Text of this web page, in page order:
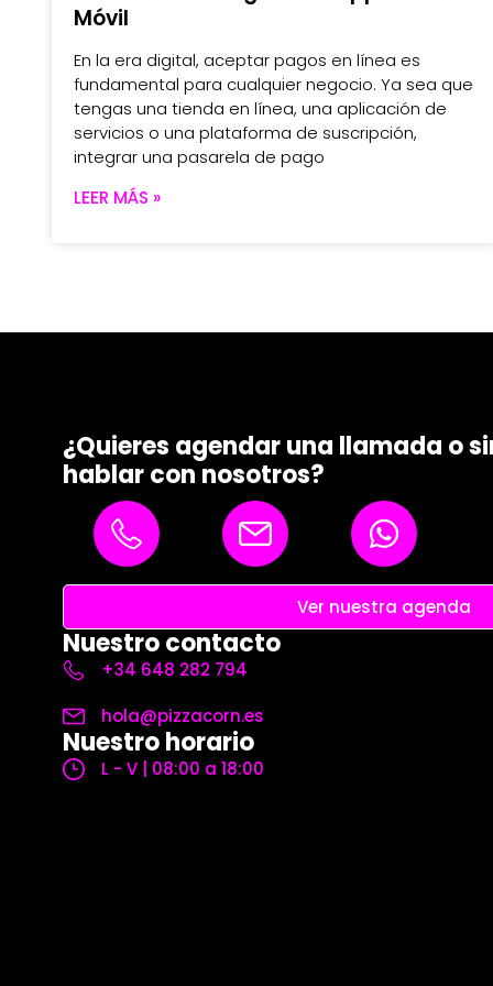
Móvil
En la era digital, aceptar pagos en línea es
fundamental para cualquier negocio. Ya sea que
tengas una tienda en línea, una aplicación de
servicios o una plataforma de suscripción,
integrar una pasarela de pago
LEER MÁS »
¿Quieres agendar una llamada o
hablar con nosotros?
Ver nuestra agenda
Nuestro contacto
+34 648 282 794
hola@pizzacorn.es
Nuestro horario
L - V | 08:00 a 18:00